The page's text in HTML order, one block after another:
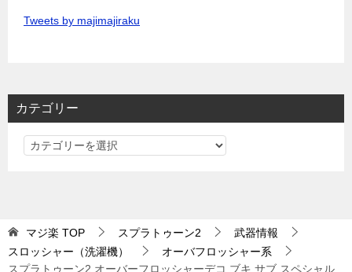
Tweets by majimajiraku
カテゴリー
カ
マジ楽 TOP スプラトゥーン2
武器情報
スロッシャー（洗濯機）
オーバフロッシャー系
スプラトゥーン2 オーバーフロッシャーデコ ブキ サブ スペシャル